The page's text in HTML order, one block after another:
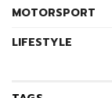
MOTORSPORT
LIFESTYLE